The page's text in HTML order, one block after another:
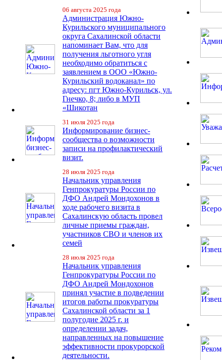
06 августа 2025 года
Администрация Южно-
Курильского муниципального
округа Сахалинской области
напоминает Вам, что для
получения льготного угля
необходимо обратиться с
заявлением в ООО «Южно-
Курильский водоканал» по
адресу: пгт Южно-Курильск, ул.
Гнечко, 8; либо в МУП
«Шикотан
31 июля 2025 года
Информирование бизнес-
сообщества о возможности
записи на профилактический
визит.
28 июля 2025 года
Начальник управления
Генпрокуратуры России по
ДФО Андрей Мондохонов в
ходе рабочего визита в
Сахалинскую область провел
личные приемы граждан,
участников СВО и членов их
семей
28 июля 2025 года
Начальник управления
Генпрокуратуры России по
ДФО Андрей Мондохонов
принял участие в подведении
итогов работы прокуратуры
Сахалинской области за 1
полугодие 2025 г. и
определении задач,
направленных на повышение
эффективности прокурорской
деятельности.